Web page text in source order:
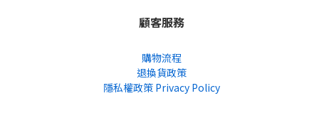
顧客服務
購物流程
退換貨政策
隱私權政策 Privacy Policy